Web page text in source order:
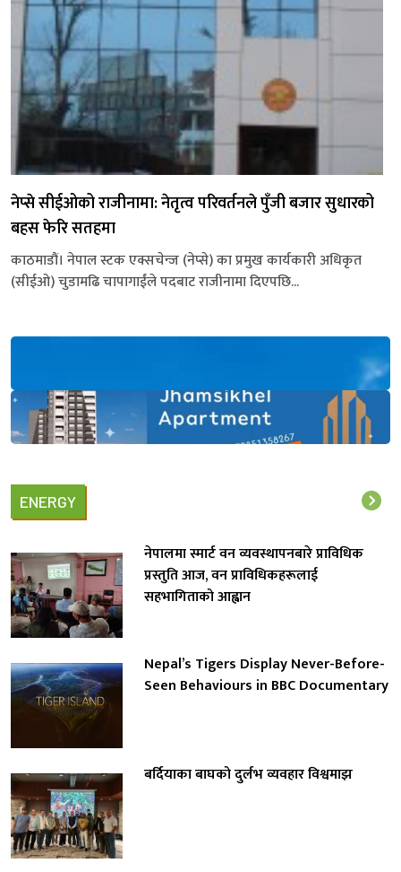
नेप्से सीईओको राजीनामा: नेतृत्व परिवर्तनले पुँजी बजार सुधारको
बहस फेरि सतहमा
काठमाडौं। नेपाल स्टक एक्सचेन्ज (नेप्से) का प्रमुख कार्यकारी अधिकृत
(सीईओ) चुडामढि चापागाईंले पदबाट राजीनामा दिएपछि...
ENERGY
नेपालमा स्मार्ट वन व्यवस्थापनबारे प्राविधिक
प्रस्तुति आज, वन प्राविधिकहरूलाई
सहभागिताको आह्वान
Nepal’s Tigers Display Never-Before-
Seen Behaviours in BBC Documentary
बर्दियाका बाघको दुर्लभ व्यवहार विश्वमाझ